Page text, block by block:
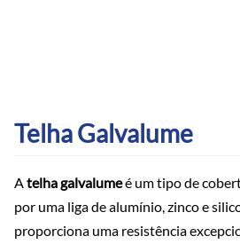
Telha Galvalume
Atelha galvalumeé um tipo de
por uma liga de alumínio, zinco e
proporciona uma resistência